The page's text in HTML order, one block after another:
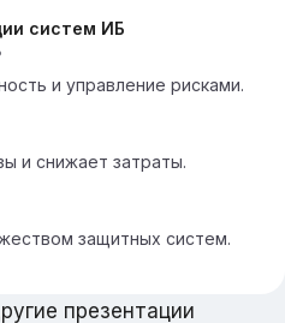
систем ИБ
и управление рисками.
и снижает затраты.
защитных систем.
презентации